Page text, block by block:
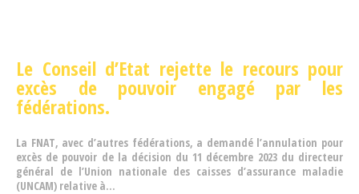
Le Conseil d’Etat rejette le recours pour
excès de pouvoir engagé par les
fédérations.
La FNAT, avec d’autres fédérations, a demandé l’annulation pour
excès de pouvoir de la décision du 11 décembre 2023 du directeur
général de l’Union nationale des caisses d’assurance maladie
(UNCAM) relative à...